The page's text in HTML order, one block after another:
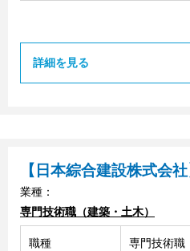
詳細を見る
【日本綜合建設株式会社
業種：
専門技術職（建築・土木）
職種
専門技術職